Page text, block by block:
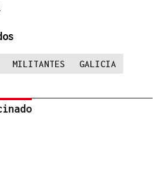
MILITANTES GALICIA